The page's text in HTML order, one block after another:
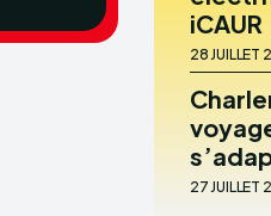
iCAUR
28 JUILLET
27 JUILLET